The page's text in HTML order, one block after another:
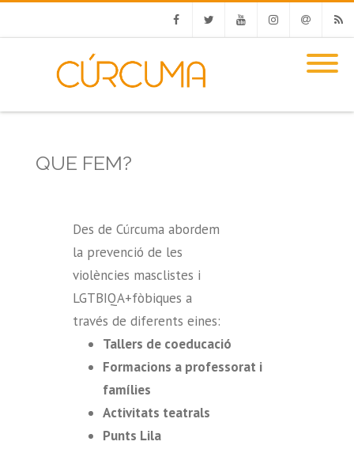
Email RSS
QUE FEM?
Des de Cúrcuma abordem
la prevenció de les
violències masclistes i
LGTBIQA+fòbiques a
través de diferents eines:
Tallers de coeducació
Formacions a professorat i
famílies
Activitats teatrals
Punts Lila